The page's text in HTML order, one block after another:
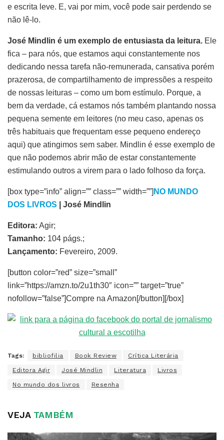
e escrita leve. E, vai por mim, você pode sair perdendo se
não lê-lo.
José Mindlin é um exemplo de entusiasta da leitura. Ele
fica – para nós, que estamos aqui constantemente nos
dedicando nessa tarefa não-remunerada, cansativa porém
prazerosa, de compartilhamento de impressões a respeito
de nossas leituras – como um bom estímulo. Porque, a
bem da verdade, cá estamos nós também plantando nossa
pequena semente em leitores (no meu caso, apenas os
três habituais que frequentam esse pequeno endereço
aqui) que atingimos sem saber. Mindlin é esse exemplo de
que não podemos abrir mão de estar constantemente
estimulando outros a virem para o lado folhoso da força.
[box type=”info” align=”” class=”” width=””] NO MUNDO
DOS LIVROS | José Mindlin
Editora: Agir;
Tamanho: 104 págs.;
Lançamento: Fevereiro, 2009.
[button color=”red” size=”small”
link=”https://amzn.to/2u1th30″ icon=”” target=”true”
nofollow=”false”]Compre na Amazon[/button][/box]
Tags: bibliofilia Book Review Crítica Literária
Editora Agir José Mindlin Literatura Livros
No mundo dos livros Resenha
VEJATAMBÉM